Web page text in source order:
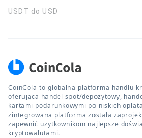
USDT do USD
CoinCola to globalna platforma handlu
oferująca handel spot/depozytowy,
kartami podarunkowymi po niskich
zintegrowana platforma została
zapewnić użytkownikom najlepsze
kryptowalutami.